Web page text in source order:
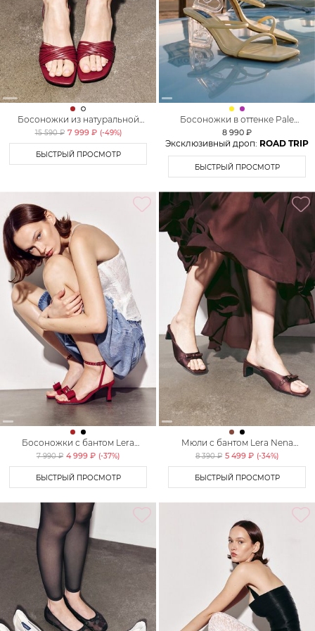
Босоножки из натуральной
кожи Lera Nena
15 590 ₽ 7 999 ₽ (-49%)
БЫСТРЫЙ ПРОСМОТР
Босоножки в оттенке Pale
Banana Lera Nena Unreal
8 990 ₽
Эксклюзивный дроп: ROAD TRIP
БЫСТРЫЙ ПРОСМОТР
Босоножки с бантом Lera
Nena Unreal
7 990 ₽ 4 999 ₽ (-37%)
БЫСТРЫЙ ПРОСМОТР
Мюли с бантом Lera Nena
Unreal
8 390 ₽ 5 499 ₽ (-34%)
БЫСТРЫЙ ПРОСМОТР